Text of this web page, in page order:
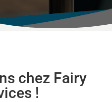
chez Fairy
!